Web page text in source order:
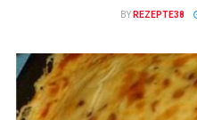
BY REZEPTE38